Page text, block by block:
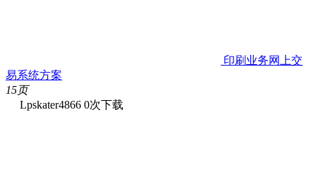
印刷业务网上交
易系统方案
15页
Lpskater4866 0次下载